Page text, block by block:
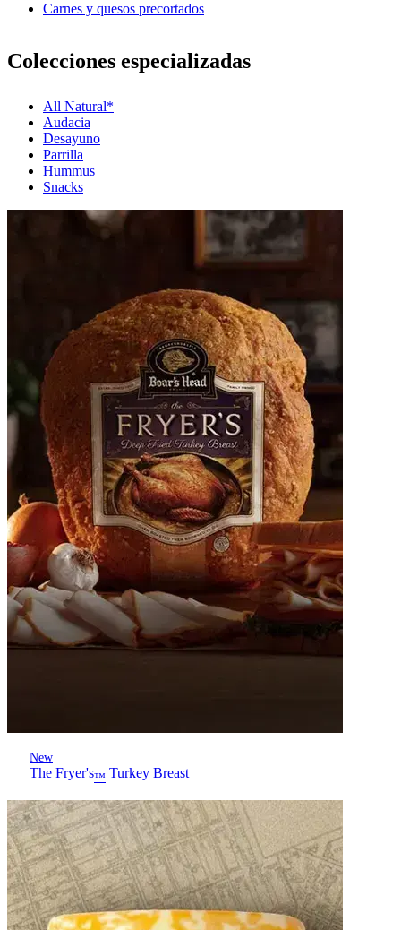
Carnes y quesos precortados
Colecciones especializadas
All Natural*
Audacia
Desayuno
Parrilla
Hummus
Snacks
New
The Fryer's™ Turkey Breast